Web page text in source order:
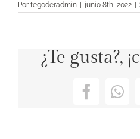
Por tegoderadmin junio 8th, 2022
¿Te gusta?,